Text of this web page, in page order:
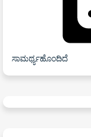
ಸಾಮರ್ಥ್ಯಹೊಂದಿದೆ